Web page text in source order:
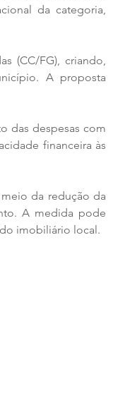
da categoria,
(CC/FG), criando,
A proposta
das despesas com
financeira às
da redução da
A medida pode
imobiliário local.